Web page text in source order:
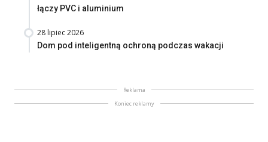
łączy PVC i aluminium
28 lipiec 2026
Dom pod inteligentną ochroną podczas wakacji
Reklama
Koniec reklamy